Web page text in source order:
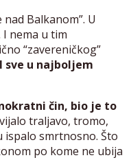
Balkanom”. U
nema u tim
“zavereničkog”
sve u najboljem
čin, bio je to
traljavo, tromo,
smrtnosno. Što
po kome ne ubija